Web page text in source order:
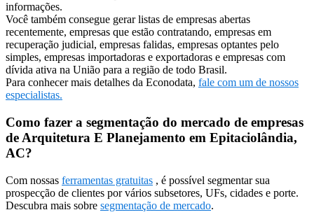
informações.
Você também consegue gerar listas de empresas abertas
recentemente, empresas que estão contratando, empresas em
recuperação judicial, empresas falidas, empresas optantes pelo
simples, empresas importadoras e exportadoras e empresas com
dívida ativa na União para a região de todo Brasil.
Para conhecer mais detalhes da Econodata, fale com um de nossos
especialistas.
Como fazer a segmentação do mercado de empresas
de Arquitetura E Planejamento em Epitaciolândia,
AC?
Com nossas ferramentas gratuitas , é possível segmentar sua
prospecção de clientes por vários subsetores, UFs, cidades e porte.
Descubra mais sobre segmentação de mercado.